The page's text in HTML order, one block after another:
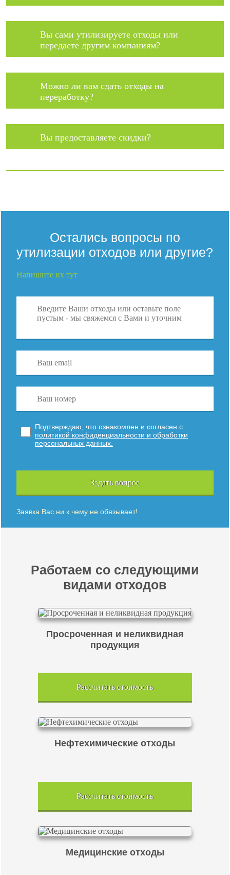
Вы сами утилизируете отходы или
передаете другим компаниям?
Можно ли вам сдать отходы на
переработку?
Вы предоставляете скидки?
Остались вопросы по
утилизации отходов или другие?
Напишите их тут
Подтверждаю, что ознакомлен и согласен с
политикой конфиденциальности и обработки
персональных данных.
Задать вопрос
Заявка Вас ни к чему не обязывает!
Работаем со следующими
видами отходов
Просроченная и неликвидная
продукция
Рассчитать стоимость
Нефтехимические отходы
Рассчитать стоимость
Медицинские отходы